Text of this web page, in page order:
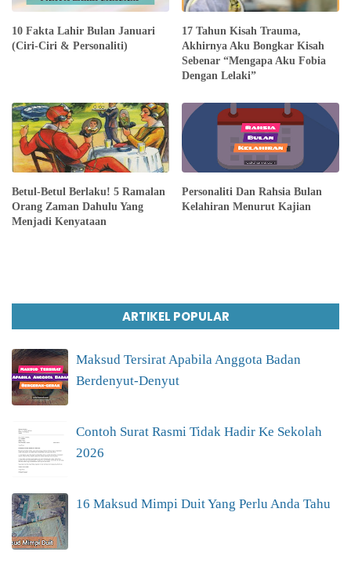
10 Fakta Lahir Bulan Januari
(Ciri-Ciri & Personaliti)
17 Tahun Kisah Trauma,
Akhirnya Aku Bongkar Kisah
Sebenar “Mengapa Aku Fobia
Dengan Lelaki”
Betul-Betul Berlaku! 5 Ramalan
Orang Zaman Dahulu Yang
Menjadi Kenyataan
Personaliti Dan Rahsia Bulan
Kelahiran Menurut Kajian
ARTIKEL POPULAR
Maksud Tersirat Apabila Anggota Badan
Berdenyut-Denyut
Contoh Surat Rasmi Tidak Hadir Ke Sekolah
2026
16 Maksud Mimpi Duit Yang Perlu Anda Tahu